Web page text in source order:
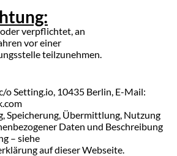
verpflichtet, an
vor einer
teilzunehmen.
o Setting.io, 10435 Berlin, E-Mail:
Speicherung, Übermittlung, Nutzung
Daten und Beschreibung
– siehe
auf dieser Webseite.